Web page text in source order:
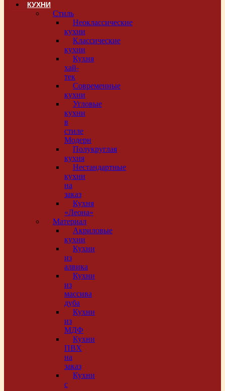
КУХНИ
Стиль
Неоклассические
кухни
Классические
кухни
Кухня
хай-
тек
Современные
кухни
Угловые
кухни
в
стиле
Модерн
Полукруглая
кухня
Нестандартные
кухни
на
заказ
Кухня
«Леона»
Материал
Акриловые
кухни
Кухни
из
алвика
Кухни
из
массива
дуба
Кухни
из
МДФ
Кухни
ПВХ
на
заказ
Кухни
с